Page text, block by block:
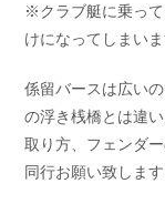
※クラブ艇に乗っ
けになってしまい
係留バースは広い
の浮き桟橋とは違
取り方、フェンダ
同行お願い致します